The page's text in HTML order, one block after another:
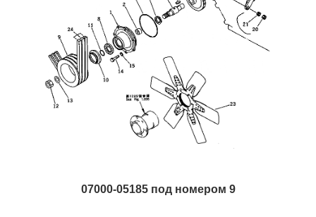
07000-05185 под номером 9